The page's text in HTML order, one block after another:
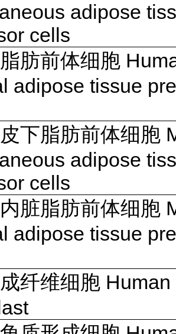
adipose
cells
肪前体细胞
adipose tissue
下脂肪前体细胞
adipose
cells
脏脂肪前体细胞
adipose tissue
纤维细胞